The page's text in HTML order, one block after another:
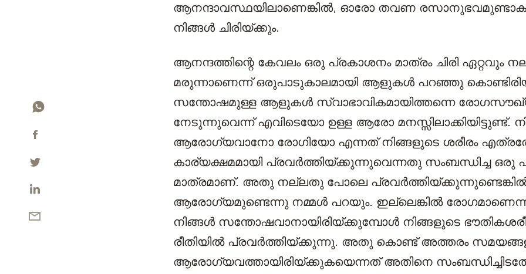
ആനന്ദാവസ്ഥയിലാണെങ്കില്‍, ഓരോ തവണ
നിങ്ങള്‍ ചിരിയ്ക്കും.
ആനന്ദത്തിന്റെ കേവലം ഒരു പ്രകാശനം മാത്രം ചിരി ഏറ്റവും
മരുന്നാണെന്ന് ഒരുപാടുകാലമായി ആളുകള്‍ പറഞ്ഞു
സന്തോഷമുള്ള ആളുകള്‍ സ്വാഭാവികമായിത്തന്നെ
നേടുന്നുവെന്ന് എവിടെയോ ഉള്ള ആരോ മനസ്സിലാക്കിയിട്ടുണ്ട്.
ആരോഗ്യവാനോ രോഗിയോ എന്നത് നിങ്ങളുടെ ശരീരം
കാര്യക്ഷമമായി പ്രവര്‍ത്തിയ്ക്കുന്നുവെന്നതു സംബന്ധിച്ച ഒരു
മാത്രമാണ്. അതു നല്ലതു പോലെ
ആരോഗ്യമുണ്ടെന്നു നമ്മള്‍ പറയും. ഇല്ലെങ്കില്‍
നിങ്ങള്‍ സന്തോഷവാനായിരിയ്ക്കുമ്പോള്‍ നിങ്ങളുടെ
രീതിയില്‍ പ്രവര്‍ത്തിയ്ക്കുന്നു. അതു കൊണ്ട് അത്തരം
ആരോഗ്യവത്തായിരിയ്ക്കുകയെന്നത് അതിനെ